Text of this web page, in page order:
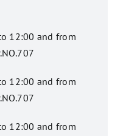
12:00 and from
12:00 and from
12:00 and from